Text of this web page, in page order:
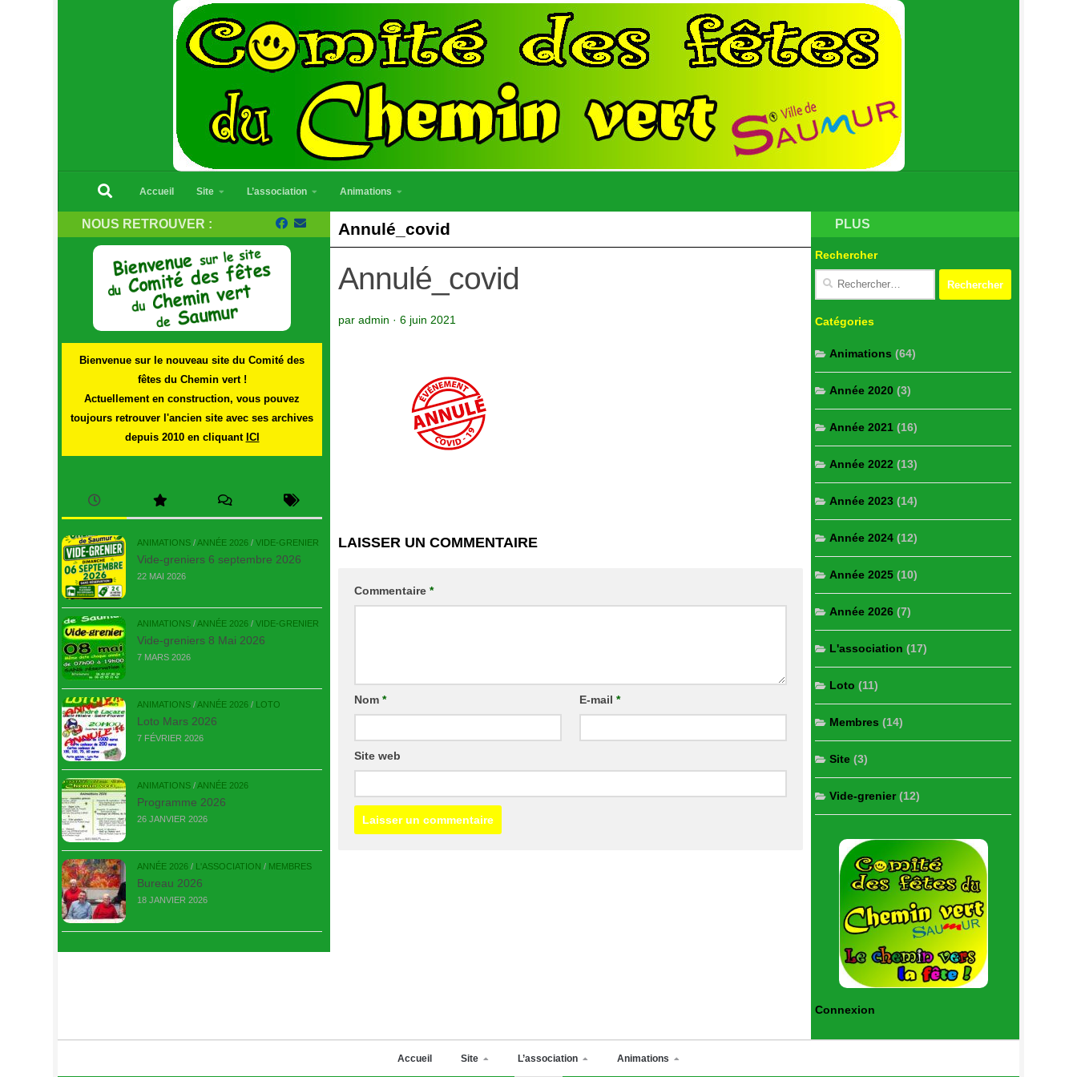
Accueil Site L’association Animations
Annulé_covid
Annulé_covid
par admin · 6 juin 2021
LAISSER UN COMMENTAIRE
Commentaire *
Nom * E-mail *
Site web
NOUS RETROUVER :
Bienvenue sur le nouveau site du Comité des
fêtes du Chemin vert !
Actuellement en construction, vous pouvez
toujours retrouver l'ancien site avec ses archives
depuis 2010 en cliquant ICI
ANIMATIONS /ANNÉE 2026 / VIDE-GRENIER
Vide-greniers 6 septembre 2026
22 MAI 2026
ANIMATIONS /ANNÉE 2026 / VIDE-GRENIER
Vide-greniers 8 Mai 2026
7 MARS 2026
ANIMATIONS /ANNÉE 2026 / LOTO
Loto Mars 2026
7 FÉVRIER 2026
ANIMATIONS /ANNÉE 2026
Programme 2026
26 JANVIER 2026
ANNÉE 2026 / L'ASSOCIATION / MEMBRES
Bureau 2026
18 JANVIER 2026
PLUS
Rechercher
Catégories
Animations (64)
Année 2020 (3)
Année 2021 (16)
Année 2022 (13)
Année 2023 (14)
Année 2024 (12)
Année 2025 (10)
Année 2026 (7)
L'association (17)
Loto (11)
Membres (14)
Site (3)
Vide-grenier(12)
Connexion
Accueil Site L’association Animations